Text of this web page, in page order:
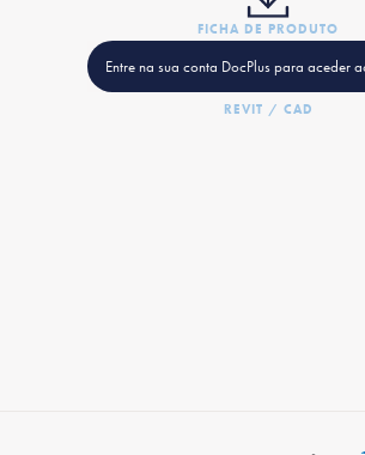
FICHA DE PRODUTO
Entre na sua conta DocPlus para aceder
REVIT / CAD